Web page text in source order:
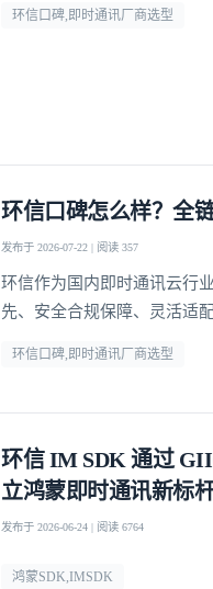
环信口碑,即时通讯厂商选型
环信口碑怎么样？全
发布于 2026-07-22 | 阅读 357
环信作为国内即时通讯云行
先、安全合规保障、灵活适
环信口碑,即时通讯厂商选型
环信 IM SDK 通过
立鸿蒙即时通讯新标
发布于 2026-06-24 | 阅读 6764
鸿蒙SDK,IMSDK